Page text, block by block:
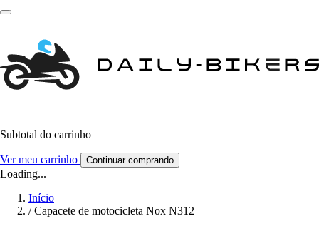
Subtotal do carrinho
Ver meu carrinho Continuar comprando
Loading...
Início
/ Capacete de motocicleta Nox N312